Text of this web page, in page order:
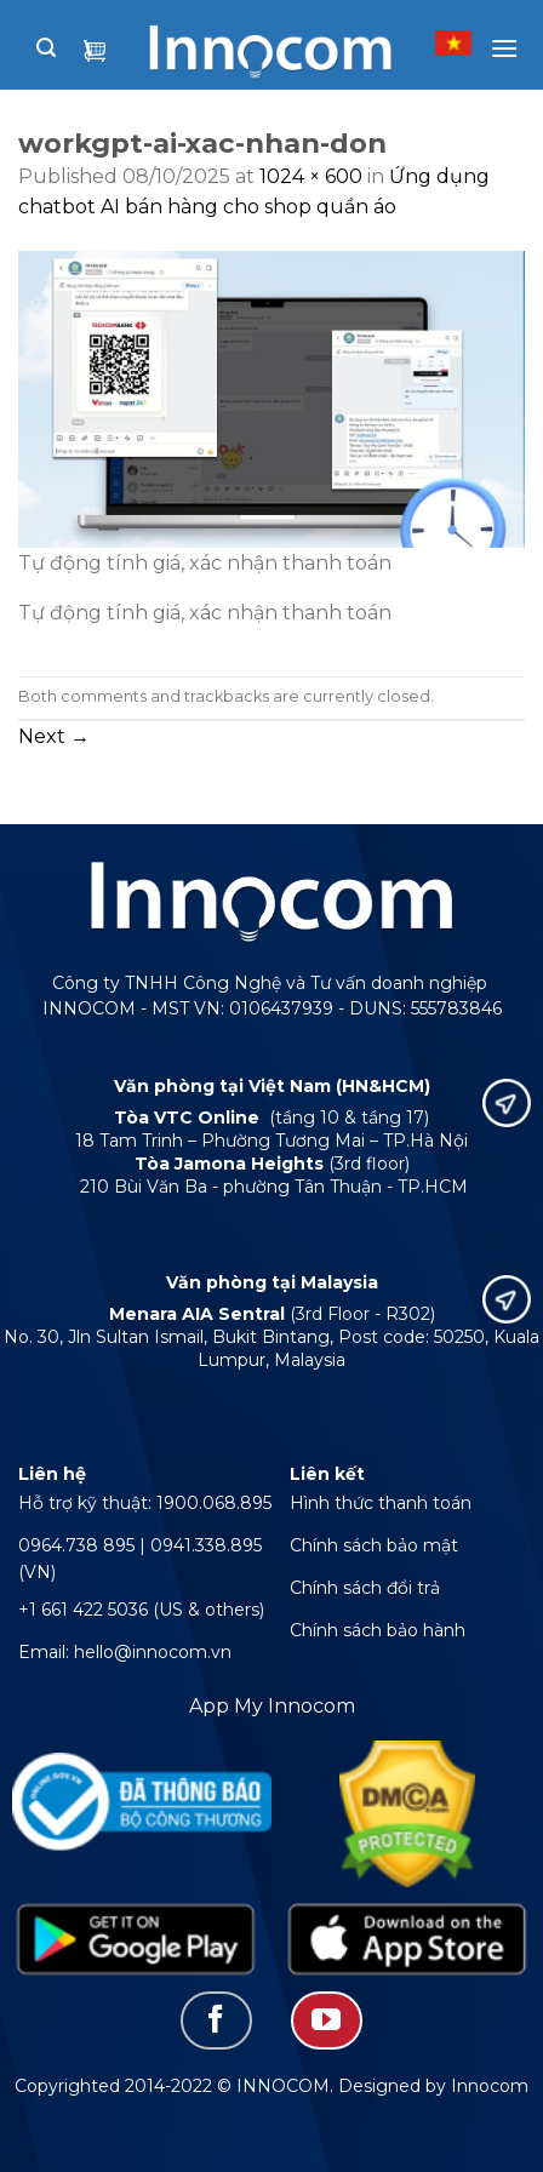
workgpt-ai-xac-nhan-don
Published 08/10/2025 at 1024 × 600 in Ứng dụng
chatbot AI bán hàng cho shop quần áo
Tự động tính giá, xác nhận thanh toán
Tự động tính giá, xác nhận thanh toán
Both comments and trackbacks are currently closed.
Next →
Công ty TNHH Công Nghệ và Tư vấn doanh nghiệp
INNOCOM - MST VN: 0106437939 - DUNS: 555783846
Văn phòng tại Việt Nam (HN&HCM)
Tòa VTC Online
(tầng 10 & tầng 17)
18 Tam Trinh – Phường Tương Mai – TP.Hà Nội
Tòa Jamona Heights (3rd floor)
210 Bùi Văn Ba - phường Tân Thuận - TP.HCM
Văn phòng tại Malaysia
Menara AIA Sentral (3rd Floor - R302)
No. 30, Jln Sultan Ismail, Bukit Bintang, Post code: 50250, Kuala
Lumpur, Malaysia
Liên hệ
Hỗ trợ kỹ thuật: 1900.068.895
0964.738 895 | 0941.338.895
(VN)
+1 661 422 5036 (US & others)
Email: hello@innocom.vn
Liên kết
Hình thức thanh toán
Chính sách bảo mật
Chính sách đổi trả
Chính sách bảo hành
App My Innocom
Copyrighted 2014-2022 © INNOCOM. Designed by Innocom